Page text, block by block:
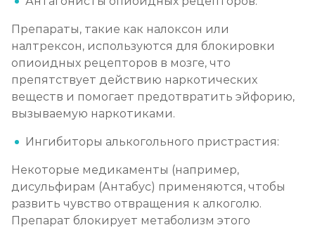
Кодирование СИТ
от 4 300 ₽ Записаться
Кодирование тройной блок
от 5 700 ₽ Записаться
Химический блок от алкоголизма
от 2 850 ₽ Записаться
Препараты, такие как налоксон или
налтрексон, используются для блокировки
опиоидных рецепторов в мозге, что
препятствует действию наркотических
веществ и помогает предотвратить эйфорию,
вызываемую наркотиками.
Ингибиторы алькогольного пристрастия:
Некоторые медикаменты (например,
дисульфирам (Антабус) применяются, чтобы
развить чувство отвращения к алкоголю.
Препарат блокирует метаболизм этого